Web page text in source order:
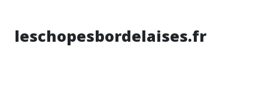
leschopesbordelaises.fr